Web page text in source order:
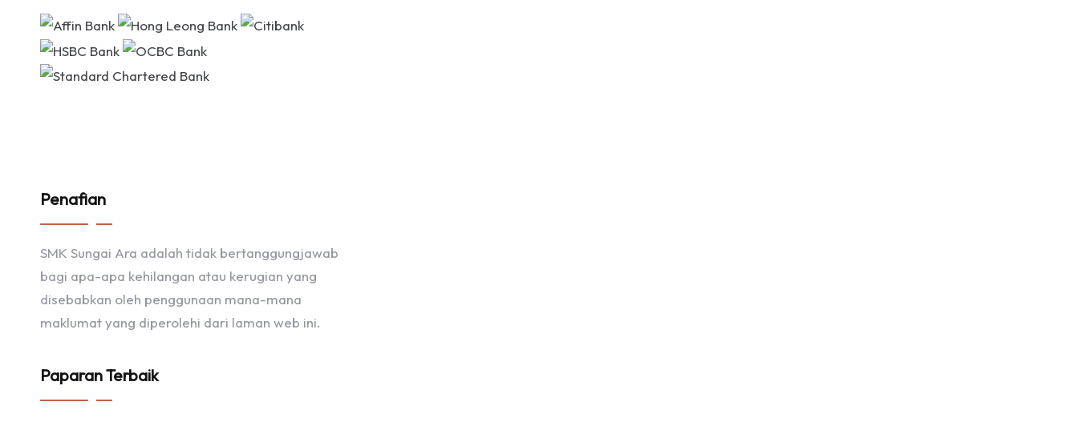
Penafian
SMK Sungai Ara adalah tidak bertanggungjawab
bagi apa-apa kehilangan atau kerugian yang
disebabkan oleh penggunaan mana-mana
maklumat yang diperolehi dari laman web ini.
Paparan Terbaik